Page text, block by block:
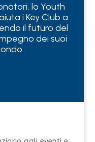
lo Youth
i Key Club a
il futuro del
dei suoi